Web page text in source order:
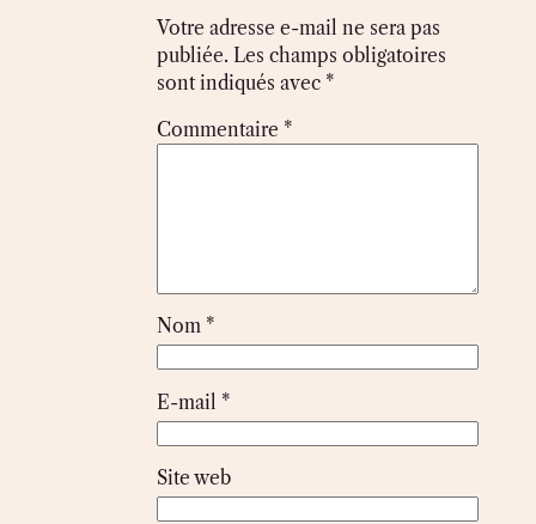
Votre adresse e-mail ne sera pas
publiée. Les champs obligatoires
sont indiqués avec *
Commentaire *
Nom *
E-mail *
Site web